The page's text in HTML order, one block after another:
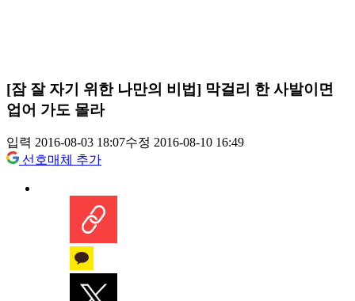
[잠 잘 자기 위한 나만의 비법] 막걸리 한 사발이면
업어 가도 몰라
입력 2016-08-03 18:07수정 2016-08-10 16:49
선호매체 추가